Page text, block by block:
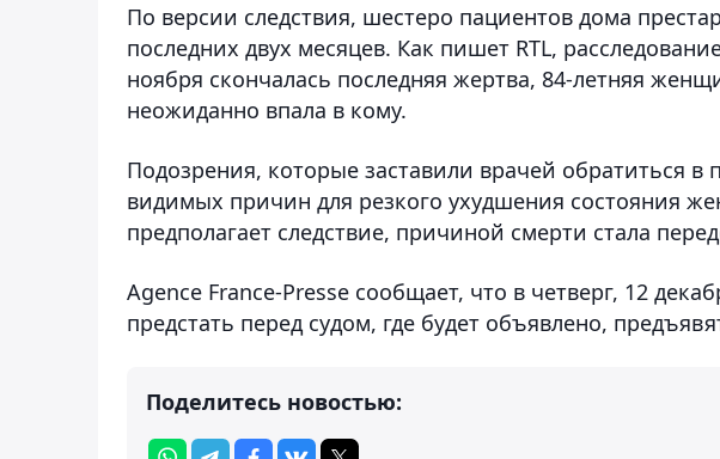
По версии следствия, шестеро пациентов дома
последних двух месяцев. Как пишет RTL,
ноября скончалась последняя жертва, 84-летняя
неожиданно впала в кому.
Подозрения, которые заставили врачей обратиться
видимых причин для резкого ухудшения состояния
предполагает следствие, причиной смерти стала
Agence France-Presse сообщает, что в четверг, 12
предстать перед судом, где будет объявлено,
Поделитесь новостью: